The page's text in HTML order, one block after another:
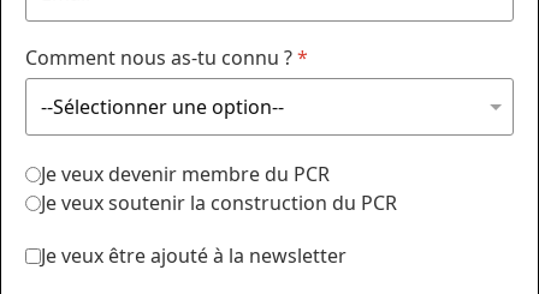
Comment nous as-tu connu ?*
Je veux devenir membre du PCR
Je veux soutenir la construction du PCR
Je veux être ajouté à la newsletter